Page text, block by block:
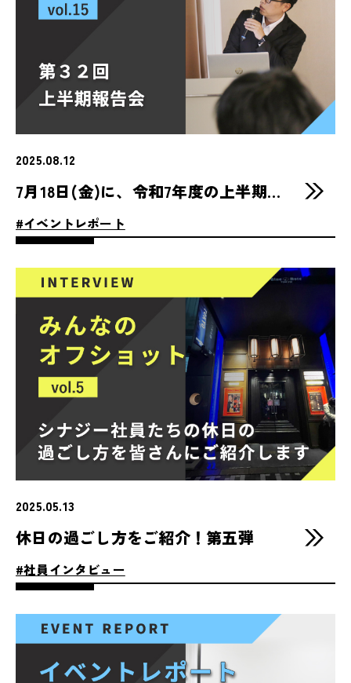
2025.08.12
7月18日(金)に、令和7年度の上半期報告会を執り行いました！
#イベントレポート
2025.05.13
休日の過ごし方をご紹介！第五弾
#社員インタビュー